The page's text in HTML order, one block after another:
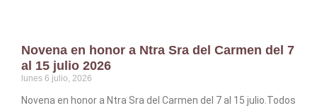
Novena en honor a Ntra Sra del Carmen del 7
al 15 julio 2026
lunes 6 julio, 2026
Novena en honor a Ntra Sra del Carmen del 7 al 15 julio.Todos